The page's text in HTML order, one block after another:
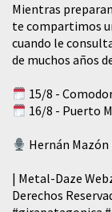
Mientras
te compartimos
cuando le
de muchos años
15/8 -
16/8 - Puerto
Hernán
| Metal-Daze
Derechos